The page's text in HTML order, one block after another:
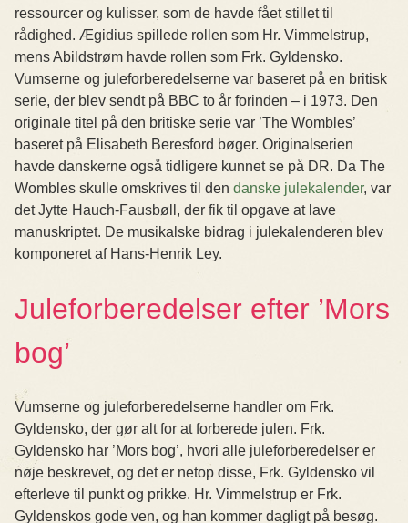
ressourcer og kulisser, som de havde fået stillet til
rådighed. Ægidius spillede rollen som Hr. Vimmelstrup,
mens Abildstrøm havde rollen som Frk. Gyldensko.
Vumserne og juleforberedelserne var baseret på en britisk
serie, der blev sendt på BBC to år forinden – i 1973. Den
originale titel på den britiske serie var ’The Wombles’
baseret på Elisabeth Beresford bøger. Originalserien
havde danskerne også tidligere kunnet se på DR. Da The
Wombles skulle omskrives til den danske julekalender, var
det Jytte Hauch-Fausbøll, der fik til opgave at lave
manuskriptet. De musikalske bidrag i julekalenderen blev
komponeret af Hans-Henrik Ley.
Juleforberedelser efter ’Mors
bog’
Vumserne og juleforberedelserne handler om Frk.
Gyldensko, der gør alt for at forberede julen. Frk.
Gyldensko har ’Mors bog’, hvori alle juleforberedelser er
nøje beskrevet, og det er netop disse, Frk. Gyldensko vil
efterleve til punkt og prikke. Hr. Vimmelstrup er Frk.
Gyldenskos gode ven, og han kommer dagligt på besøg.